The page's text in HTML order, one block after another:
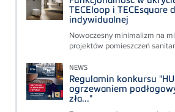
TECEloop i TECEsquare
indywidualnej
Nowoczesny minimalizm na
projektów pomieszczeń
NEWS
Regulamin konkursu
ogrzewaniem
zła..."